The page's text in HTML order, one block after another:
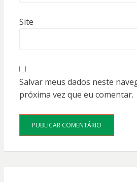
Site
Salvar meus dados neste
próxima vez que eu comentar.